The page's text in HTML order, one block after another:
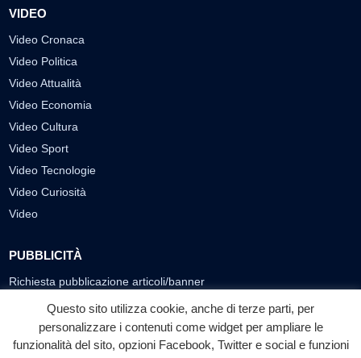
VIDEO
Video Cronaca
Video Politica
Video Attualità
Video Economia
Video Cultura
Video Sport
Video Tecnologie
Video Curiosità
Video
PUBBLICITÀ
Richiesta pubblicazione articoli/banner
SEGUICI SUI SOCIAL
f ◎ ▶
Questo sito utilizza cookie, anche di terze parti, per
personalizzare i contenuti come widget per ampliare le
funzionalità del sito, opzioni Facebook, Twitter e social e funzioni